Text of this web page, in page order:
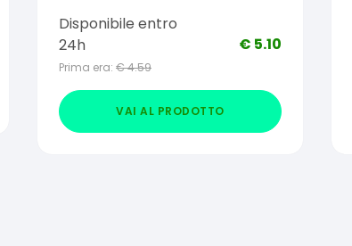
GENGIVE DELICATE 25+5
METRI
Disponibile entro
24h
Prima era: €4.59
€ 5.10
VAI AL PRODOTTO